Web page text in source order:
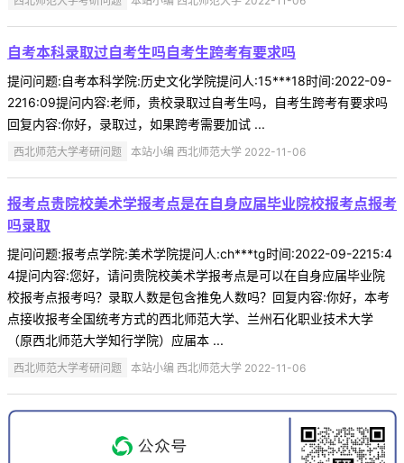
自考本科录取过自考生吗自考生跨考有要求吗
提问问题:自考本科学院:历史文化学院提问人:15***18时间:2022-09-
2216:09提问内容:老师，贵校录取过自考生吗，自考生跨考有要求吗
回复内容:你好，录取过，如果跨考需要加试 ...
西北师范大学考研问题 本站小编 西北师范大学 2022-11-06
报考点贵院校美术学报考点是在自身应届毕业院校报考点报考
吗录取
提问问题:报考点学院:美术学院提问人:ch***tg时间:2022-09-2215:4
4提问内容:您好，请问贵院校美术学报考点是可以在自身应届毕业院
校报考点报考吗？录取人数是包含推免人数吗？回复内容:你好，本考
点接收报考全国统考方式的西北师范大学、兰州石化职业技术大学
（原西北师范大学知行学院）应届本 ...
西北师范大学考研问题 本站小编 西北师范大学 2022-11-06